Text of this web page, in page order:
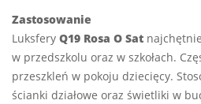
Zastosowanie
Luksfery Q19 Rosa O Sat
w przedszkolu oraz w szkołach.
przeszkleń w pokoju dziecięcy.
ścianki działowe oraz świetliki w